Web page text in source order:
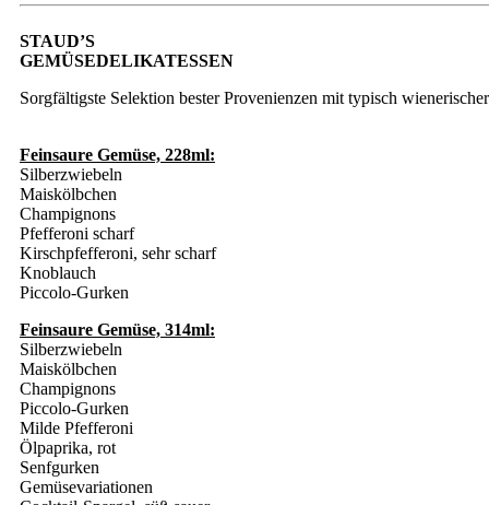
STAUD’S
GEMÜSEDELIKATESSEN
Sorgfältigste Selektion bester Provenienzen mit typisch
Feinsaure Gemüse, 228ml:
Silberzwiebeln
Maiskölbchen
Champignons
Pfefferoni scharf
Kirschpfefferoni, sehr scharf
Knoblauch
Piccolo-Gurken
Feinsaure Gemüse, 314ml:
Silberzwiebeln
Maiskölbchen
Champignons
Piccolo-Gurken
Milde Pfefferoni
Ölpaprika, rot
Senfgurken
Gemüsevariationen